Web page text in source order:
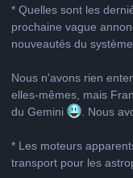
* Quelles sont les
prochaine vague
nouveautés du
Nous n'avons rien
elles-mêmes, mais
du Gemini
. Nous
* Les moteurs
transport pour les